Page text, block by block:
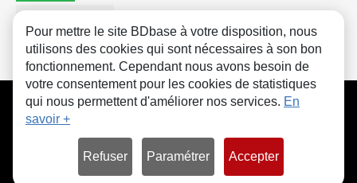
CGU FAQ Contact Cookies
Pour mettre le site BDbase à votre disposition, nous
utilisons des cookies qui sont nécessaires à son bon
fonctionnement. Cependant nous avons besoin de
votre consentement pour les cookies de statistiques
qui nous permettent d'améliorer nos services. En
savoir +
Refuser Paramétrer Accepter